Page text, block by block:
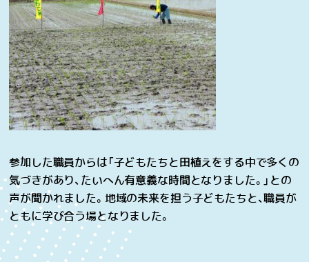
参加した職員からは「子どもたちと田植えをする中で多くの
気づきがあり、たいへん有意義な時間となりました。」との
声が聞かれました。地域の未来を担う子どもたちと、職員が
ともに学び合う場となりました。